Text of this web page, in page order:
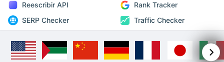
Reescribir API
Rank Tracker
SERP Checker
Traffic Checker